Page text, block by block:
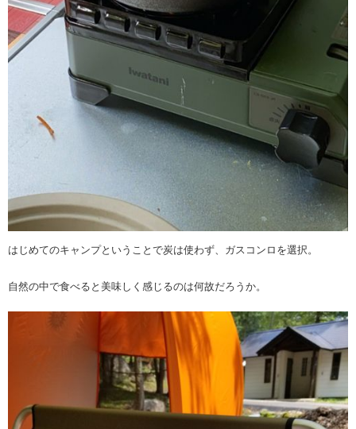
はじめてのキャンプということで炭は使わず、ガスコンロを選択。
自然の中で食べると美味しく感じるのは何故だろうか。